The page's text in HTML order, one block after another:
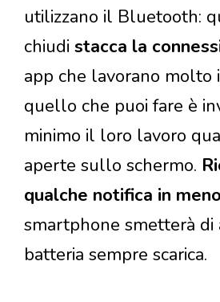
utilizzano il Bluetooth:
chiudi stacca la
app che lavorano molto
quello che puoi fare è
minimo il loro lavoro
aperte sullo schermo.
qualche notifica in meno
smartphone smetterà di
batteria sempre scarica.